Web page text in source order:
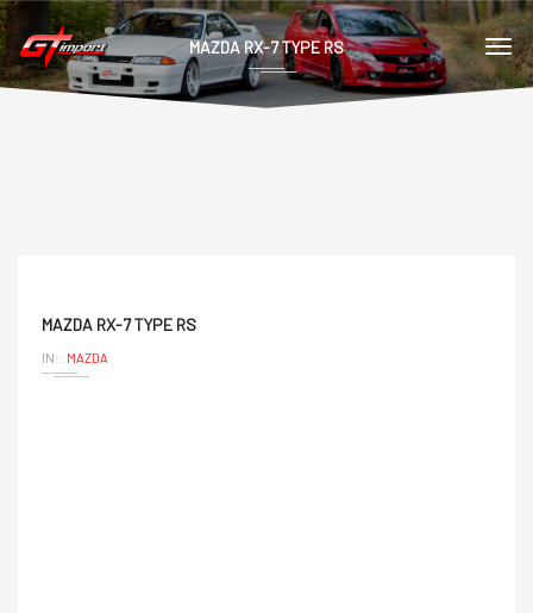
MAZDA RX-7 TYPE RS
MAZDA RX-7 TYPE RS
IN:: MAZDA